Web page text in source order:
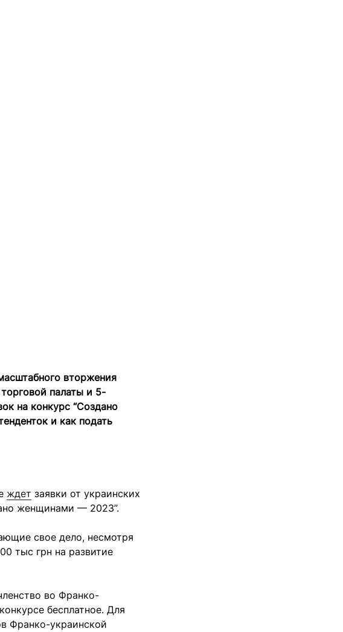
вторжения
палаты и 5-
на конкурс “Создано
и как подать
ждет заявки от украинских
женщинами — 2023”.
свое дело, несмотря
тыс грн на развитие
во Франко-
бесплатное. Для
Франко-украинской